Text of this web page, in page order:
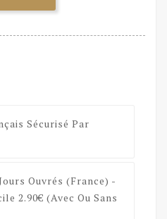
Sécurisé Par
Ouvrés (France) -
2.90€ (avec Ou Sans